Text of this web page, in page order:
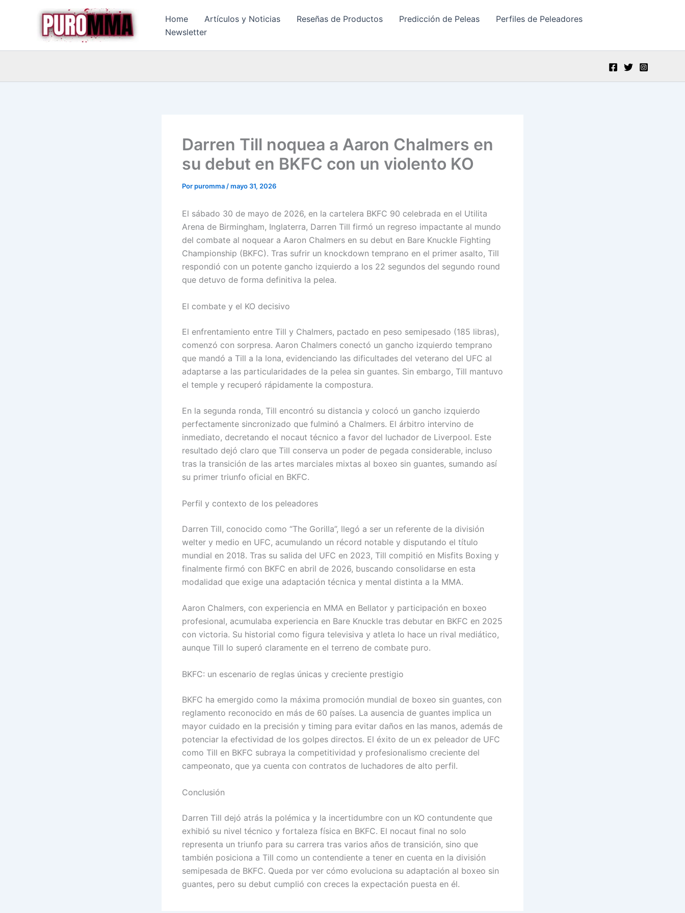
Home Artículos y Noticias Reseñas de Productos Predicción de Peleas
Perfiles de Peleadores
Newsletter
Darren Till noquea a Aaron Chalmers en
su debut en BKFC con un violento KO
Porpuromma /mayo 31, 2026
El sábado 30 de mayo de 2026, en la cartelera BKFC 90 celebrada en el Utilita
Arena de Birmingham, Inglaterra, Darren Till firmó un regreso impactante al mundo
del combate al noquear a Aaron Chalmers en su debut en Bare Knuckle Fighting
Championship (BKFC). Tras sufrir un knockdown temprano en el primer asalto, Till
respondió con un potente gancho izquierdo a los 22 segundos del segundo round
que detuvo de forma definitiva la pelea.
El combate y el KO decisivo
El enfrentamiento entre Till y Chalmers, pactado en peso semipesado (185 libras),
comenzó con sorpresa. Aaron Chalmers conectó un gancho izquierdo temprano
que mandó a Till a la lona, evidenciando las dificultades del veterano del UFC al
adaptarse a las particularidades de la pelea sin guantes. Sin embargo, Till mantuvo
el temple y recuperó rápidamente la compostura.
En la segunda ronda, Till encontró su distancia y colocó un gancho izquierdo
perfectamente sincronizado que fulminó a Chalmers. El árbitro intervino de
inmediato, decretando el nocaut técnico a favor del luchador de Liverpool. Este
resultado dejó claro que Till conserva un poder de pegada considerable, incluso
tras la transición de las artes marciales mixtas al boxeo sin guantes, sumando así
su primer triunfo oficial en BKFC.
Perfil y contexto de los peleadores
Darren Till, conocido como “The Gorilla”, llegó a ser un referente de la división
welter y medio en UFC, acumulando un récord notable y disputando el título
mundial en 2018. Tras su salida del UFC en 2023, Till compitió en Misfits Boxing y
finalmente firmó con BKFC en abril de 2026, buscando consolidarse en esta
modalidad que exige una adaptación técnica y mental distinta a la MMA.
Aaron Chalmers, con experiencia en MMA en Bellator y participación en boxeo
profesional, acumulaba experiencia en Bare Knuckle tras debutar en BKFC en 2025
con victoria. Su historial como figura televisiva y atleta lo hace un rival mediático,
aunque Till lo superó claramente en el terreno de combate puro.
BKFC: un escenario de reglas únicas y creciente prestigio
BKFC ha emergido como la máxima promoción mundial de boxeo sin guantes, con
reglamento reconocido en más de 60 países. La ausencia de guantes implica un
mayor cuidado en la precisión y timing para evitar daños en las manos, además de
potenciar la efectividad de los golpes directos. El éxito de un ex peleador de UFC
como Till en BKFC subraya la competitividad y profesionalismo creciente del
campeonato, que ya cuenta con contratos de luchadores de alto perfil.
Conclusión
Darren Till dejó atrás la polémica y la incertidumbre con un KO contundente que
exhibió su nivel técnico y fortaleza física en BKFC. El nocaut final no solo
representa un triunfo para su carrera tras varios años de transición, sino que
también posiciona a Till como un contendiente a tener en cuenta en la división
semipesada de BKFC. Queda por ver cómo evoluciona su adaptación al boxeo sin
guantes, pero su debut cumplió con creces la expectación puesta en él.